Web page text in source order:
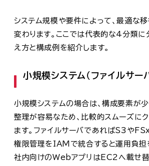
システム規模や要件によって、最適な
変わります。ここでは代表的な4分類に
え方と構成例を紹介します。
小規模システム（ファイルサー
小規模システムの場合は、構成要素が
整理が容易なため、比較的スムーズに
ます。ファイルサーバであればS3や
権限管理をIAMで統合すると運用負担
社内向けのWebアプリはEC2へ載せ